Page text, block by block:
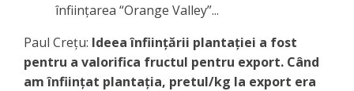
înființarea “Orange Valley”...
Paul Creţu: Ideea înfiinţării plantaţiei a fost
pentru a valorifica fructul pentru export. Când
am înfiinţat plantaţia, pretul/kg la export era